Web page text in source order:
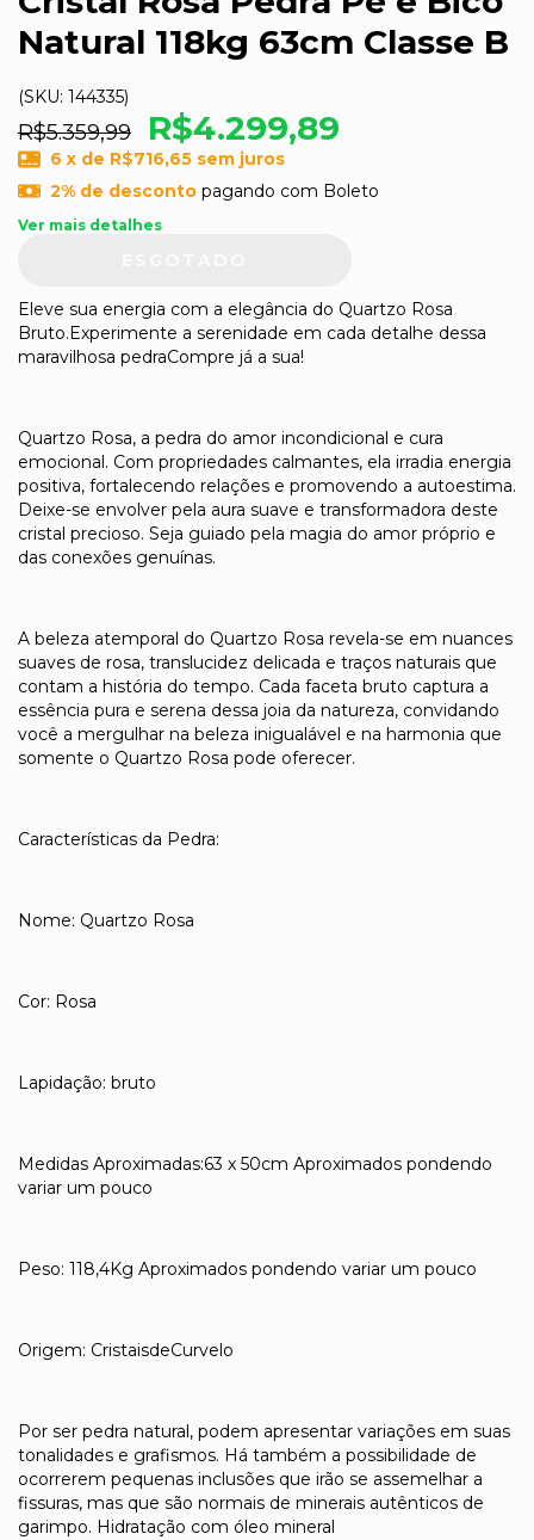
Natural 118kg 63cm Classe B
(SKU: 144335)
R$5.359,99 R$4.299,89
6 x de R$716,65 sem juros
2% de descontopagando com Boleto
Ver mais detalhes
Eleve sua energia com a elegância do Quartzo Rosa
Bruto.Experimente a serenidade em cada detalhe dessa
maravilhosa pedraCompre já a sua!
Quartzo Rosa, a pedra do amor incondicional e cura
emocional. Com propriedades calmantes, ela irradia energia
positiva, fortalecendo relações e promovendo a autoestima.
Deixe-se envolver pela aura suave e transformadora deste
cristal precioso. Seja guiado pela magia do amor próprio e
das conexões genuínas.
A beleza atemporal do Quartzo Rosa revela-se em nuances
suaves de rosa, translucidez delicada e traços naturais que
contam a história do tempo. Cada faceta bruto captura a
essência pura e serena dessa joia da natureza, convidando
você a mergulhar na beleza inigualável e na harmonia que
somente o Quartzo Rosa pode oferecer.
Características da Pedra:
Nome: Quartzo Rosa
Cor: Rosa
Lapidação: bruto
Medidas Aproximadas:63 x 50cm Aproximados pondendo
variar um pouco
Peso: 118,4Kg Aproximados pondendo variar um pouco
Origem: CristaisdeCurvelo
Por ser pedra natural, podem apresentar variações em suas
tonalidades e grafismos. Há também a possibilidade de
ocorrerem pequenas inclusões que irão se assemelhar a
fissuras, mas que são normais de minerais autênticos de
garimpo. Hidratação com óleo mineral